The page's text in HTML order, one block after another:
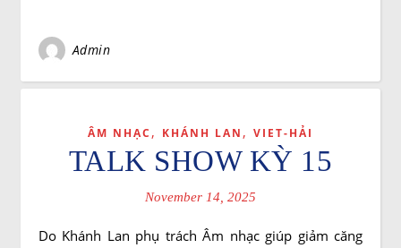
Admin
ÂM NHẠC , KHÁNH LAN , VIET-HẢI
TALK SHOW KỲ 15
November 14, 2025
Do Khánh Lan phụ trách Âm nhạc giúp giảm căng